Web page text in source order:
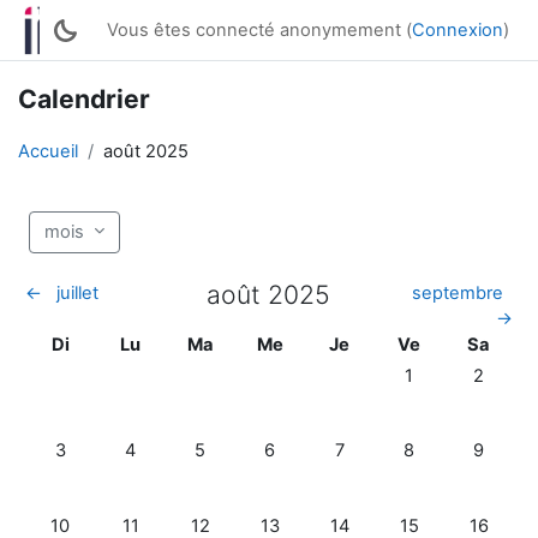
Passer au contenu principal
Vous êtes connecté anonymement (Connexion)
Calendrier
Accueil août 2025
mois
← juillet août 2025
septembre
→
Dimanche
Di Lundi
Lu Mardi
Ma Mercredi
Me Jeudi
Je Vendredi
Ve Samedi
Sa
Aucun
1 Aucun
2
Aucun événement, dimanche 3 août
3 Aucun événement, lundi 4 août
4 Aucun événement, mardi 5 août
5 Aucun événement, mercredi 6
6 Aucun événement, jeudi
7 Aucun
8 Aucun
9
Aucun événement, dimanche 10 août
10 Aucun événement, lundi 11 août
11 Aucun événement, mardi 12 août
12 Aucun événement, mercredi 13
13 Aucun événement, jeudi
14 Aucun
15 Aucun
16